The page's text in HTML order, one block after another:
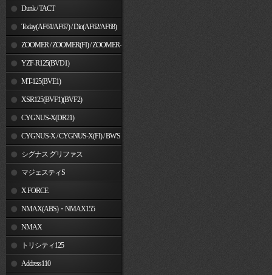
Dunk / TACT
Today(AF61/AF67) / Dio(AF62/AF68)
ZOOMER / ZOOMER(FI) / ZOOMER-
YZF-R125(BVD1)
MT-125(BVE1)
XSR125(BVF1)(BVF2)
CYGNUS-X(DR21)
CYGNUS-X / CYGNUS-X(FI) / BW'S
125 シグナス グリファス
マジェスティS
X FORCE
NMAX(ABS)・NMAX155
NMAX
トリシティ125
Address110